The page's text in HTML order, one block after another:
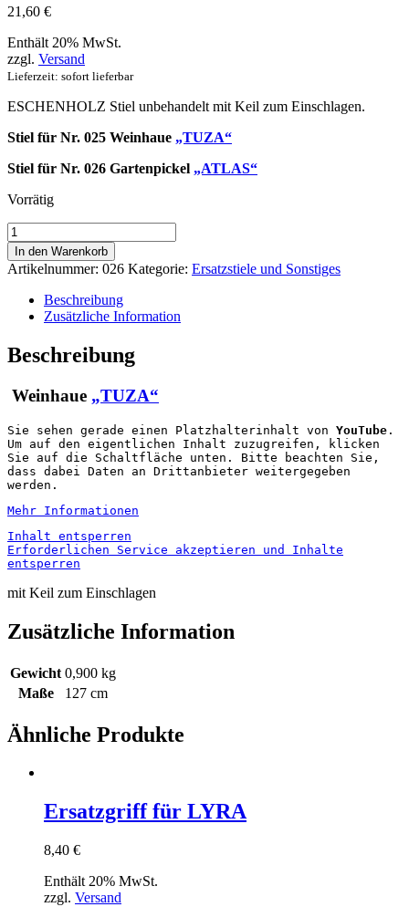
21,60 €
Enthält 20% MwSt.
zzgl. Versand
Lieferzeit: sofort lieferbar
ESCHENHOLZ Stiel unbehandelt mit Keil zum Einschlagen.
Stiel für Nr. 025 Weinhaue „TUZA“
Stiel für Nr. 026 Gartenpickel „ATLAS“
Vorrätig
Stiel
für
TUZA
und
ATLAS
Menge
In den Warenkorb
Artikelnummer: 026 Kategorie: Ersatzstiele und Sonstiges
Beschreibung
Zusätzliche Information
Beschreibung
Weinhaue „TUZA“
Sie sehen gerade einen Platzhalterinhalt von YouTube .
Um auf den eigentlichen Inhalt zuzugreifen, klicken
Sie auf die Schaltfläche unten. Bitte beachten Sie,
dass dabei Daten an Drittanbieter weitergegeben
werden.
Mehr Informationen
Inhalt entsperren
Erforderlichen Service akzeptieren und Inhalte
entsperren
mit Keil zum Einschlagen
Zusätzliche Information
Gewicht 0,900 kg
Maße
127 cm
Ähnliche Produkte
Ersatzgriff für LYRA
8,40 €
Enthält 20% MwSt.
zzgl. Versand